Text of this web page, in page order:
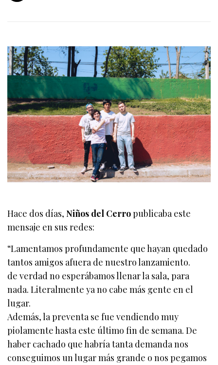
Hace dos días,Niños del Cerropublicaba este
mensaje en sus redes:
“Lamentamos profundamente que hayan quedado
tantos amigos afuera de nuestro lanzamiento.
de verdad no esperábamos llenar la sala, para
nada. Literalmente ya no cabe más gente en el
lugar.
Además, la preventa se fue vendiendo muy
piolamente hasta este último fin de semana. De
haber cachado que habría tanta demanda nos
conseguimos un lugar más grande o nos pegamos